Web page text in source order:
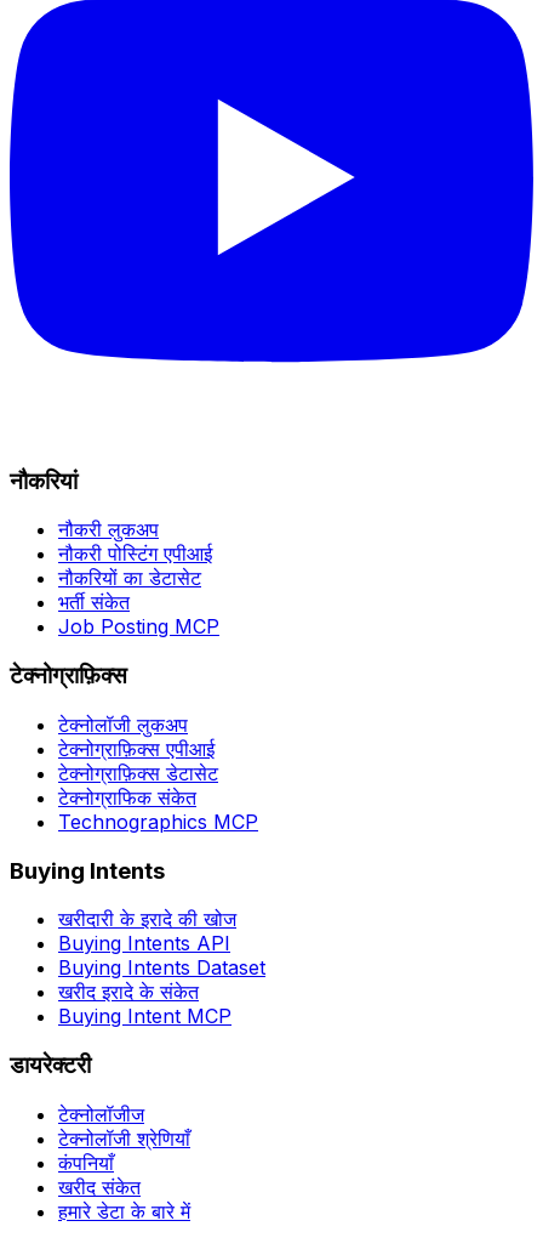
नौकरियां
नौकरी लुकअप
नौकरी पोस्टिंग एपीआई
नौकरियों का डेटासेट
भर्ती संकेत
Job Posting MCP
टेक्नोग्राफ़िक्स
टेक्नोलॉजी लुकअप
टेक्नोग्राफ़िक्स एपीआई
टेक्नोग्राफ़िक्स डेटासेट
टेक्नोग्राफिक संकेत
Technographics MCP
Buying Intents
खरीदारी के इरादे की खोज
Buying Intents API
Buying Intents Dataset
खरीद इरादे के संकेत
Buying Intent MCP
डायरेक्टरी
टेक्नोलॉजीज
टेक्नोलॉजी श्रेणियाँ
कंपनियाँ
खरीद संकेत
हमारे डेटा के बारे में